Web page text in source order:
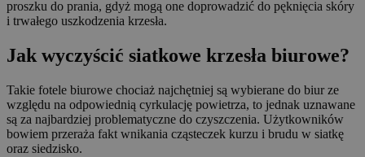
proszku do prania, gdyż mogą one doprowadzić do pęknięcia skóry
i trwałego uszkodzenia krzesła.
Jak wyczyścić siatkowe krzesła biurowe?
Takie fotele biurowe chociaż najchętniej są wybierane do biur ze
względu na odpowiednią cyrkulację powietrza, to jednak uznawane
są za najbardziej problematyczne do czyszczenia. Użytkowników
bowiem przeraża fakt wnikania cząsteczek kurzu i brudu w siatkę
oraz siedzisko.